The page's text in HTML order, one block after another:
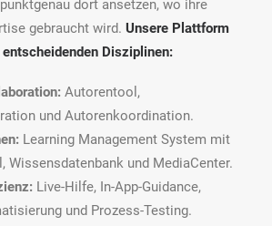
dort ansetzen, wo ihre
gebraucht wird. Unsere Plattform
Disziplinen:
Autorentool,
und Autorenkoordination.
Learning Management System mit
Wissensdatenbank und MediaCenter.
Live-Hilfe, In-App-Guidance,
und Prozess-Testing.